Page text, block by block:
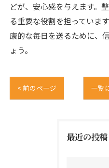
どが、安心感を与えます。
る重要な役割を担っていま
康的な毎日を送るために、
ょう。
< 前のページ 一覧
最近の投稿